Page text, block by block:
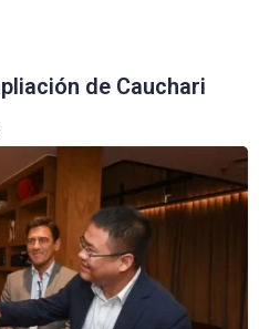
de Cauchari